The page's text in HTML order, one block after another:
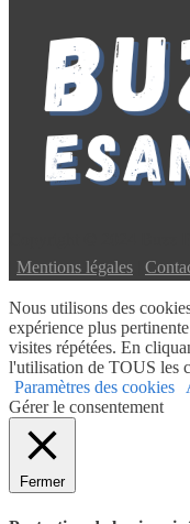
Mentions légales
Nous utilisons des
expérience plus
visites répétées. En
l'utilisation de TOUS les
Paramètres des cookies
Gérer le consentement
Fermer